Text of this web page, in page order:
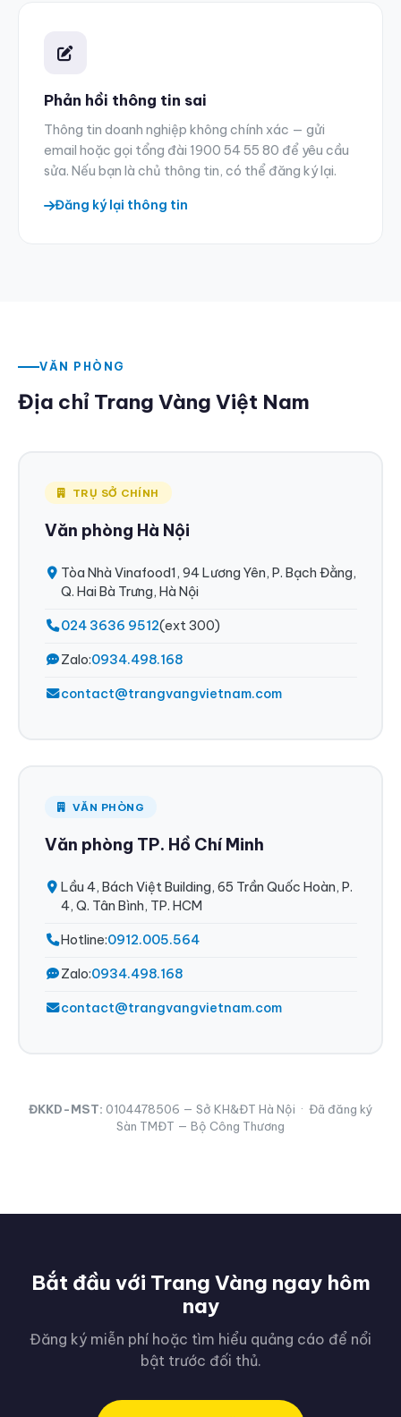
Phản hồi thông tin sai
Thông tin doanh nghiệp không chính xác — gửi
email hoặc gọi tổng đài 1900 54 55 80 để yêu cầu
sửa. Nếu bạn là chủ thông tin, có thể đăng ký lại.
Đăng ký lại thông tin
VĂN PHÒNG
Địa chỉ Trang Vàng Việt Nam
TRỤ SỞ CHÍNH
Văn phòng Hà Nội
Tòa Nhà Vinafood1, 94 Lương Yên, P. Bạch Đằng,
Q. Hai Bà Trưng, Hà Nội
024 3636 9512(ext 300)
Zalo:0934.498.168
contact@trangvangvietnam.com
VĂN PHÒNG
Văn phòng TP. Hồ Chí Minh
Lầu 4, Bách Việt Building, 65 Trần Quốc Hoàn, P.
4, Q. Tân Bình, TP. HCM
Hotline:0912.005.564
Zalo:0934.498.168
contact@trangvangvietnam.com
ĐKKD-MST: 0104478506 — Sở KH&ĐT Hà Nội · Đã đăng ký
Sàn TMĐT — Bộ Công Thương
Bắt đầu với Trang Vàng ngay hôm
nay
Đăng ký miễn phí hoặc tìm hiểu quảng cáo để nổi
bật trước đối thủ.